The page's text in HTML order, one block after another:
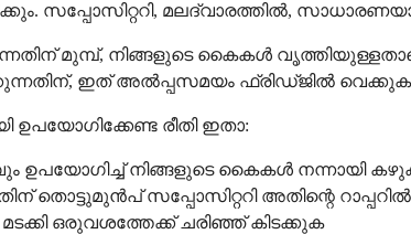
സപ്പോസിറ്ററി, മലദ്വാരത്തിൽ,
മുമ്പ്, നിങ്ങളുടെ കൈകൾ
ഇത് അൽപ്പസമയം ഫ്രിഡ്ജിൽ
ഉപയോഗിക്കേണ്ട രീതി ഇതാ:
ഉപയോഗിച്ച് നിങ്ങളുടെ കൈകൾ നന്നായി
തൊട്ടുമുന്‍പ് സപ്പോസിറ്ററി അതിന്റെ
ഒരുവശത്തേക്ക് ചരിഞ്ഞ് കിടക്കുക